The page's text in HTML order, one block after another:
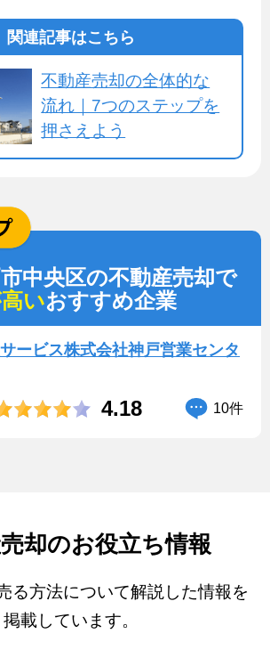
関連記事はこちら
不動産売却の全体的な
流れ｜7つのステップを
押さえよう
中央区の不動産売却で
いおすすめ企業
ービス株式会社神戸営業センタ
4.18 10件
却のお役立ち情報
る方法について解説した情報を
掲載しています。